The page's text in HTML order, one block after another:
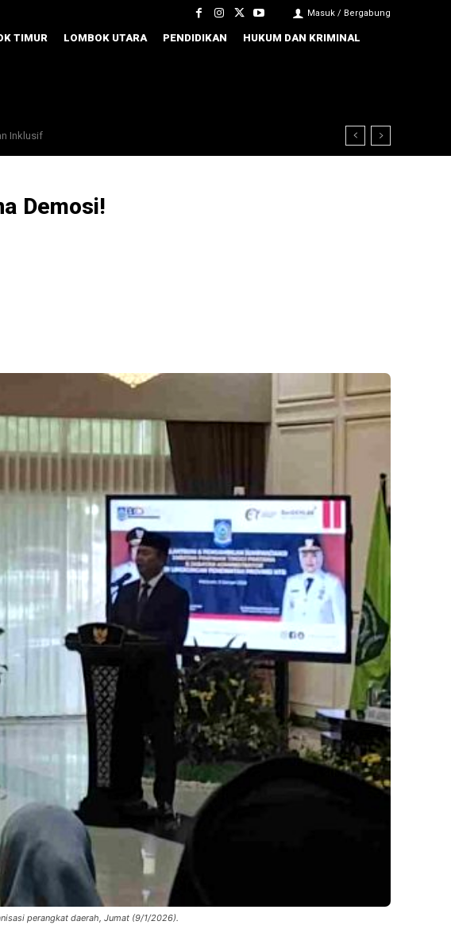
Masuk / Bergabung
TIMUR LOMBOK UTARA PENDIDIKAN
HUKUM DAN KRIMINAL
Demosi!
perangkat daerah, Jumat (9/1/2026).